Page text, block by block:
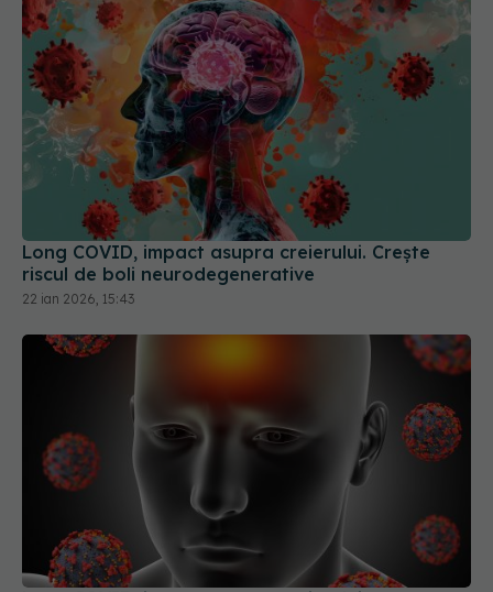
Long COVID, impact asupra creierului. Crește
riscul de boli neurodegenerative
22 ian 2026, 15:43
Long COVID, impact asupra creierului
25 mai 2026, 14:52